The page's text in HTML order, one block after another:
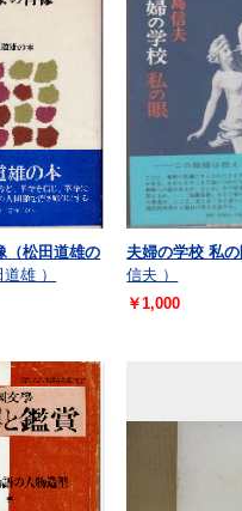
（松田道雄の
道雄 ）
夫婦の学校 私
信夫 ）
￥1,000